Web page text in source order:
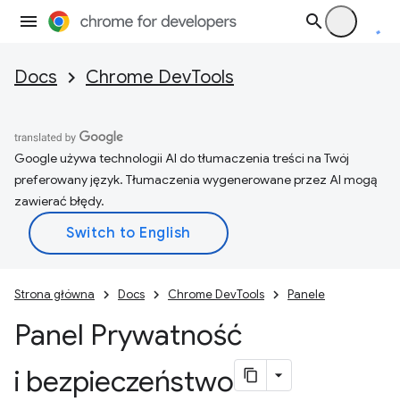
Docs Chrome DevTools
Google używa technologii AI do tłumaczenia treści na Twój
preferowany język. Tłumaczenia wygenerowane przez AI mogą
zawierać błędy.
Strona główna Docs Chrome DevTools Panele
Panel Prywatność
i bezpieczeństwo